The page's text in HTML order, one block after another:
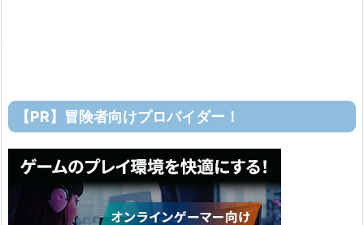
【PR】冒険者向けプロバイダー！